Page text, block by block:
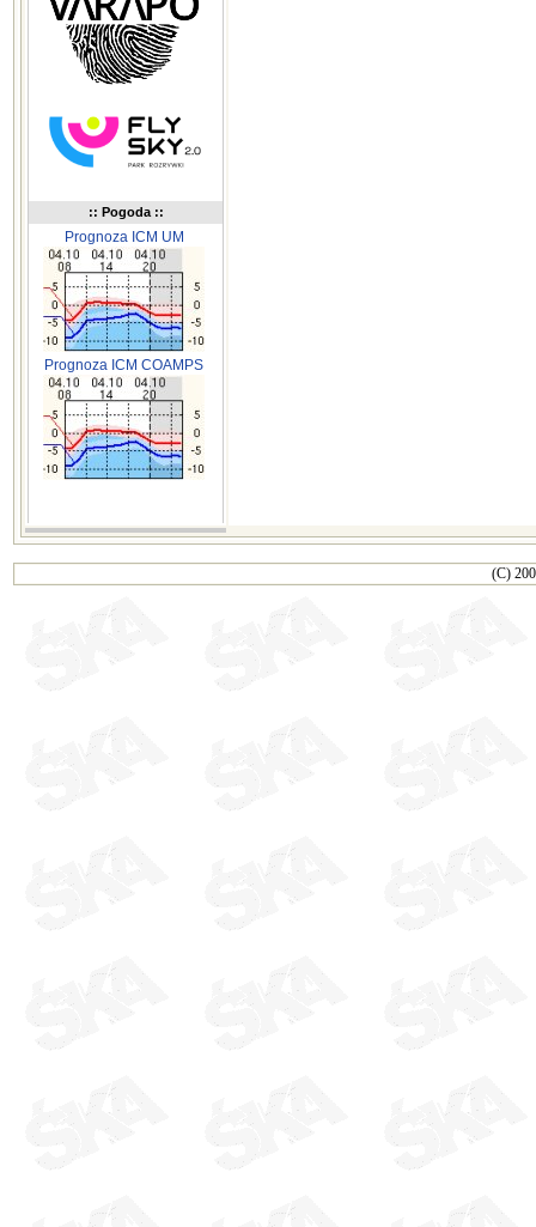
:: Pogoda ::
Prognoza ICM UM
Prognoza ICM COAMPS
(C)